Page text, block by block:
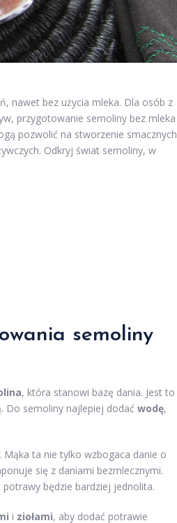
nawet bez użycia mleka. Dla osób z
przygotowanie semoliny bez mleka
pozwolić na stworzenie smacznych
Odkryj świat semoliny, w
semoliny
, która stanowi bazę dania. Jest to
Do semoliny najlepiej dodać wodę,
ta nie tylko wzbogaca danie o
się z daniami bezmlecznymi.
będzie bardziej jednolita.
i ziołami, aby dodać potrawie